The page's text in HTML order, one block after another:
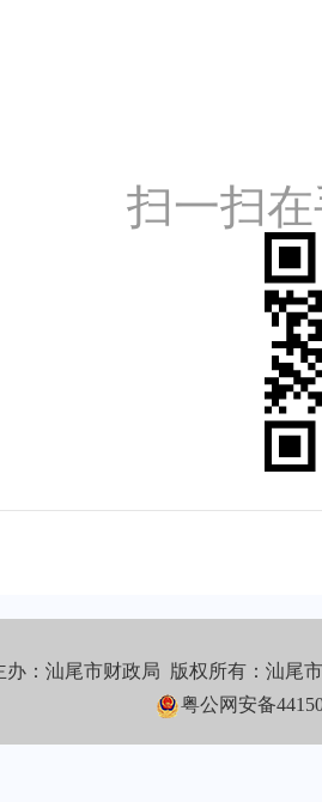
扫一扫
办：汕尾市财政局 版权所有：汕尾
粤公网安备